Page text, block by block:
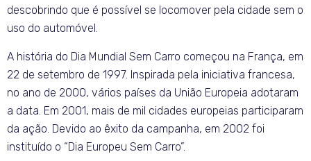
descobrindo que é possível se locomover pela cidade sem o
uso do automóvel.
A história do Dia Mundial Sem Carro começou na França, em
22 de setembro de 1997. Inspirada pela iniciativa francesa,
no ano de 2000, vários países da União Europeia adotaram
a data. Em 2001, mais de mil cidades europeias participaram
da ação. Devido ao êxito da campanha, em 2002 foi
instituído o “Dia Europeu Sem Carro”.